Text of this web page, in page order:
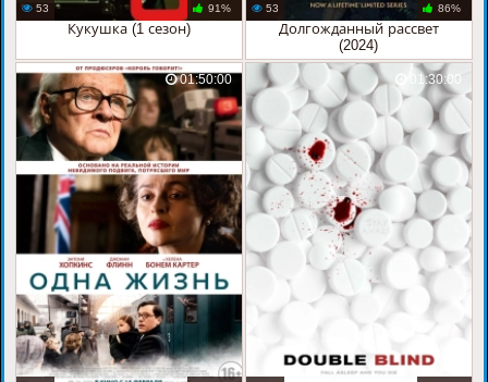
Кукушка (1 сезон)
53 91%
Долгожданный рассвет
(2024)
53 86%
01:50:00 01:30:00